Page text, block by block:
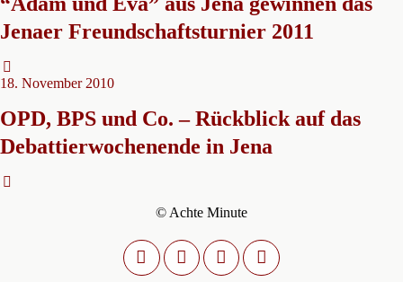
Jenaer Freundschaftsturnier 2011
18. November 2010
OPD, BPS und Co. – Rückblick auf das
Debattierwochenende in Jena
© Achte Minute